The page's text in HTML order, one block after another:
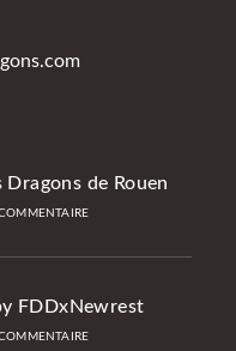
Dragons de Rouen
FDDxNewrest